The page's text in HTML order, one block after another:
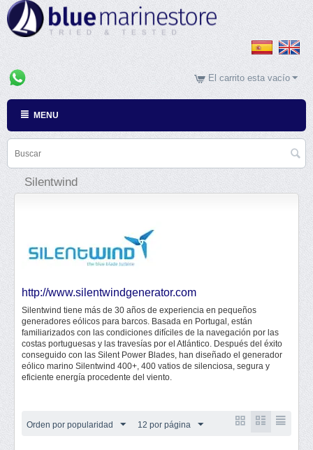
El carrito esta vacío
MENU
Silentwind
http://www.silentwindgenerator.com
Silentwind tiene más de 30 años de experiencia en pequeños
generadores eólicos para barcos. Basada en Portugal, están
familiarizados con las condiciones difíciles de la navegación por las
costas portuguesas y las travesías por el Atlántico. Después del éxito
conseguido con las Silent Power Blades, han diseñado el generador
eólico marino Silentwind 400+, 400 vatios de silenciosa, segura y
eficiente energía procedente del viento.
Orden por popularidad 12 por página